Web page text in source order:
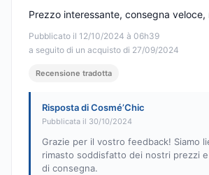
Pubblicato il 12/10/2024 à 06h39
a seguito di un acquisto di 27/09/2024
Prezzo interessante, consegna veloce,
Recensione tradotta
Risposta di Cosmé’Chic
Pubblicata il 30/10/2024
Grazie per il vostro feedback! Siamo
rimasto soddisfatto dei nostri prezzi
di consegna.